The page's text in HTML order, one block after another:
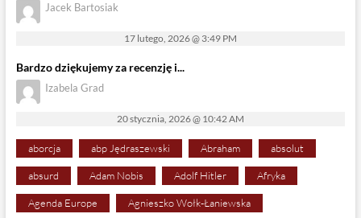
Jacek Bartosiak
17 lutego, 2026 @ 3:49 PM
Bardzo dziękujemy za recenzję i...
Izabela Grad
20 stycznia, 2026 @ 10:42 AM
aborcja abp Jędraszewski Abraham absolut
absurd Adam Nobis Adolf Hitler Afryka
Agenda Europe Agnieszko Wołk-Łaniewska